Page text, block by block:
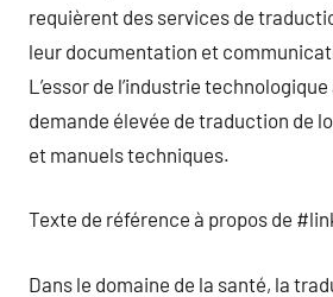
requièrent des services de
leur documentation et
L’essor de l’industrie
demande élevée de traduction de
et manuels techniques.
Texte de référence à propos de
Dans le domaine de la santé, la